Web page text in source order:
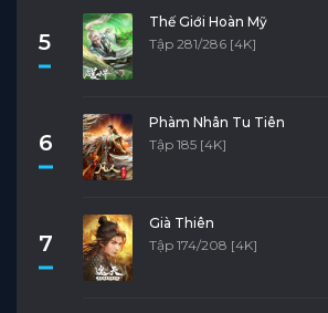
5
Thế Giới Hoàn Mỹ
Tập 281/286 [4K]
6
Phàm Nhân Tu Tiên
Tập 185 [4K]
7
Già Thiên
Tập 174/208 [4K]